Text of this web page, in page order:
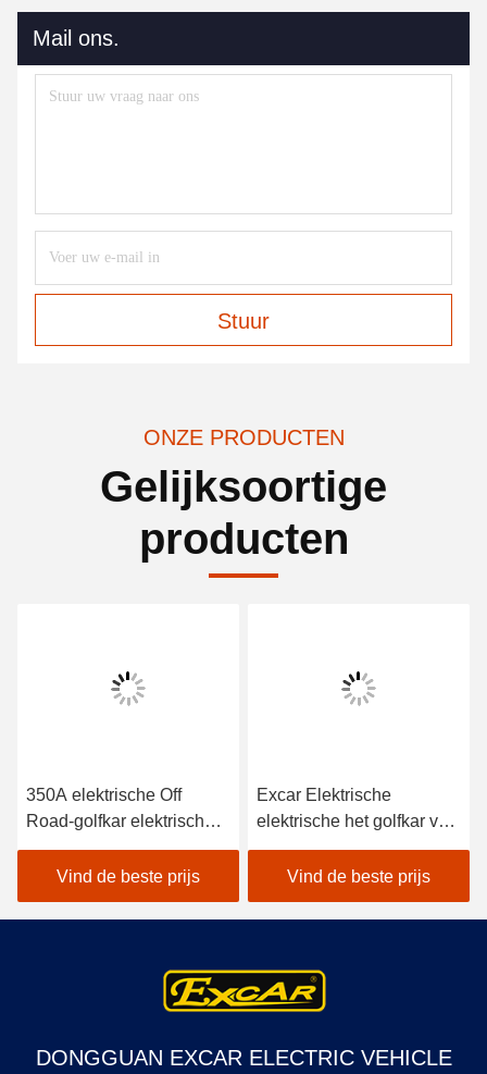
Mail ons.
Stuur
ONZE PRODUCTEN
Gelijksoortige
producten
350A elektrische Off
Road-golfkar elektrische
elektrische het golfkar met
4 wielen met fouten van
de de jachtaandrijving
Vind de beste prijs
Excar Elektrische
elektrische het golfkar van
de Jachtkarren voor de
jacht de karren van het de
jachtgolf
Vind de beste prijs
DONGGUAN EXCAR ELECTRIC VEHICLE